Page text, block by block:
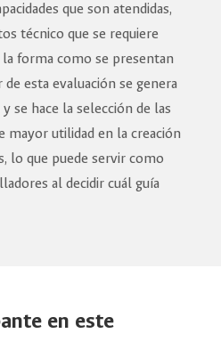
que son atendidas,
técnico que se requiere
forma como se presentan
esta evaluación se genera
se hace la selección de las
mayor utilidad en la creación
lo que puede servir como
al decidir cuál guía
en este